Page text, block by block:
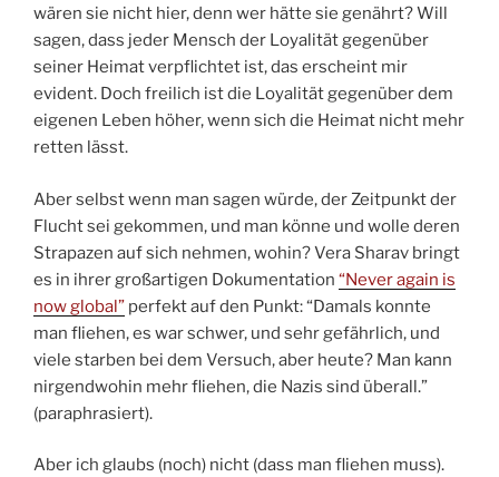
wären sie nicht hier, denn wer hätte sie genährt? Will
sagen, dass jeder Mensch der Loyalität gegenüber
seiner Heimat verpflichtet ist, das erscheint mir
evident. Doch freilich ist die Loyalität gegenüber dem
eigenen Leben höher, wenn sich die Heimat nicht mehr
retten lässt.
Aber selbst wenn man sagen würde, der Zeitpunkt der
Flucht sei gekommen, und man könne und wolle deren
Strapazen auf sich nehmen, wohin? Vera Sharav bringt
es in ihrer großartigen Dokumentation “Never again is
now global” perfekt auf den Punkt: “Damals konnte
man fliehen, es war schwer, und sehr gefährlich, und
viele starben bei dem Versuch, aber heute? Man kann
nirgendwohin mehr fliehen, die Nazis sind überall.”
(paraphrasiert).
Aber ich glaubs (noch) nicht (dass man fliehen muss).